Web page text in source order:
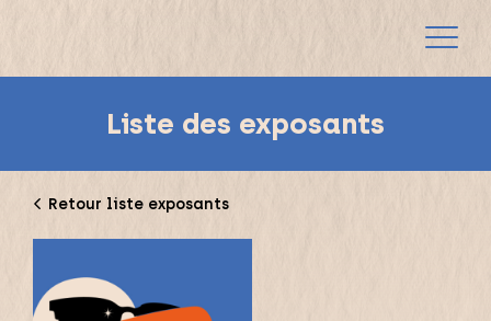
Liste des exposants
Retour liste exposants